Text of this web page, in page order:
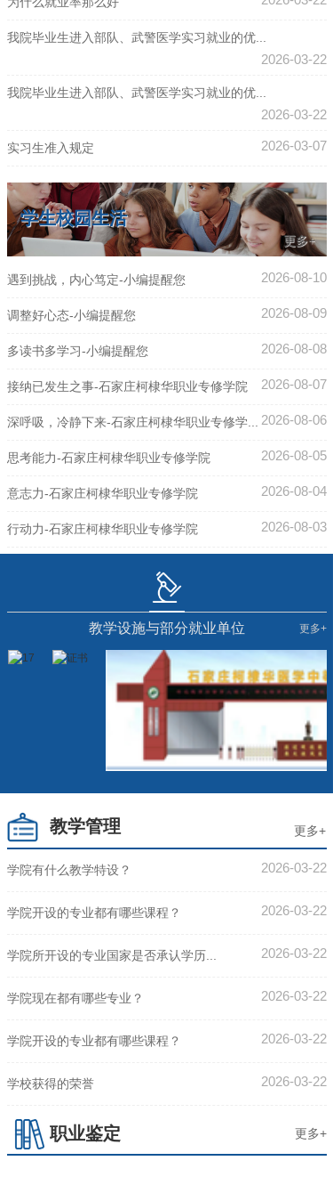
我院毕业生进入部队、武警医学实习就业的优...
2026-03-22
我院毕业生进入部队、武警医学实习就业的优...
2026-03-22
实习生准入规定 2026-03-07
践行承诺确保就业 2026-03-04
学生校园生活
更多+
遇到挑战，内心笃定-小编提醒您 2026-08-10
调整好心态-小编提醒您 2026-08-09
多读书多学习-小编提醒您 2026-08-08
接纳已发生之事-石家庄柯棣华职业专修学院 2026-08-07
深呼吸，冷静下来-石家庄柯棣华职业专修学... 2026-08-06
思考能力-石家庄柯棣华职业专修学院 2026-08-05
意志力-石家庄柯棣华职业专修学院 2026-08-04
行动力-石家庄柯棣华职业专修学院 2026-08-03
教学设施与部分就业单位 更多+
教学管理 更多+
职业鉴定
学院有什么教学特设？ 2026-03-22
学院开设的专业都有哪些课程？ 2026-03-22
学院所开设的专业国家是否承认学历... 2026-03-22
学院现在都有哪些专业？ 2026-03-22
学院开设的专业都有哪些课程？ 2026-03-22
学校获得的荣誉 2026-03-22
更多+